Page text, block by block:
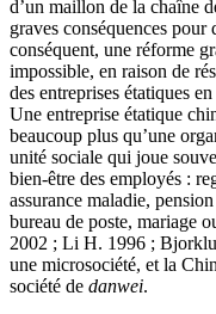
d’un maillon de la chaîne
graves conséquences pour
conséquent, une réforme
impossible, en raison de
des entreprises étatiques
Une entreprise étatique
beaucoup plus qu’une
unité sociale qui joue
bien-être des employés :
assurance maladie,
bureau de poste, mariage
2002 ; Li H. 1996 ;
une microsociété, et la
société de danwei.